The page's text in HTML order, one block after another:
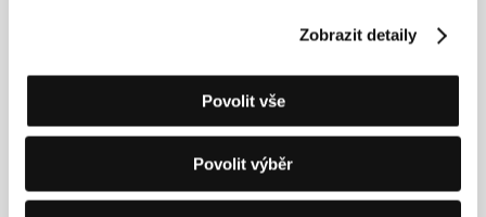
Zobrazit detaily
Povolit vše
Povolit výběr
Režie: Kira Muratova / Rusko, Ukrajina, 1996, 0 min
Vědecká sekce pilotů
Režie: Andrei I / Rusko, 1996, 0 min